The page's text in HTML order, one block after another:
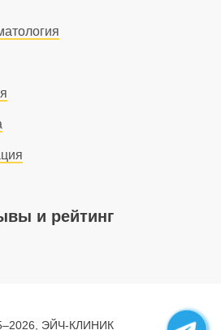
и рейтинг
ЭЙЧ-КЛИНИК Join